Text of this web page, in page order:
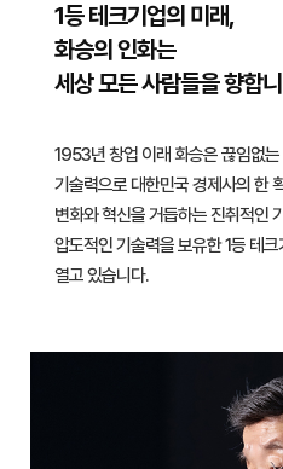
1등 테크기업의 미래,
화승의 인화는
세상 모든 사람들을 향합
1953년 창업 이래 화승은 끊임없
기술력으로 대한민국 경제사의 한
변화와 혁신을 거듭하는 진취적인
압도적인 기술력을 보유한 1등 테
열고 있습니다.